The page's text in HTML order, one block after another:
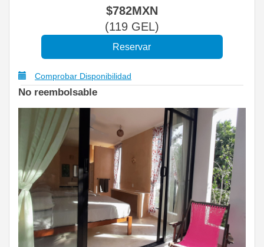
$782MXN
(119 GEL)
Comprobar Disponibilidad
No reembolsable